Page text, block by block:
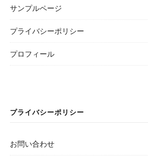
サンプルページ
プライバシーポリシー
プロフィール
プライバシーポリシー
お問い合わせ